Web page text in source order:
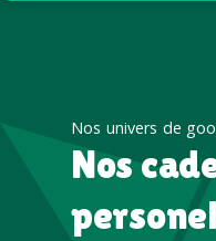
Nos univers de
Nos